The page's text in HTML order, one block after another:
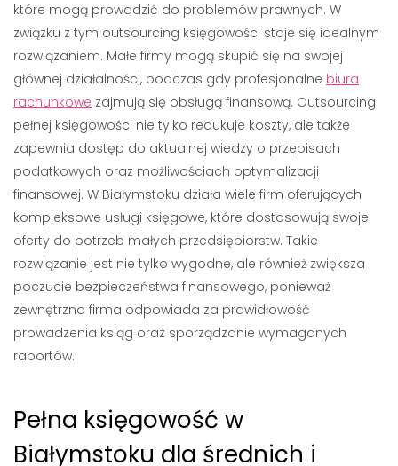
które mogą prowadzić do problemów prawnych. W
związku z tym outsourcing księgowości staje się idealnym
rozwiązaniem. Małe firmy mogą skupić się na swojej
głównej działalności, podczas gdy profesjonalne biura
rachunkowe zajmują się obsługą finansową. Outsourcing
pełnej księgowości nie tylko redukuje koszty, ale także
zapewnia dostęp do aktualnej wiedzy o przepisach
podatkowych oraz możliwościach optymalizacji
finansowej. W Białymstoku działa wiele firm oferujących
kompleksowe usługi księgowe, które dostosowują swoje
oferty do potrzeb małych przedsiębiorstw. Takie
rozwiązanie jest nie tylko wygodne, ale również zwiększa
poczucie bezpieczeństwa finansowego, ponieważ
zewnętrzna firma odpowiada za prawidłowość
prowadzenia ksiąg oraz sporządzanie wymaganych
raportów.
Pełna księgowość w
Białymstoku dla średnich i